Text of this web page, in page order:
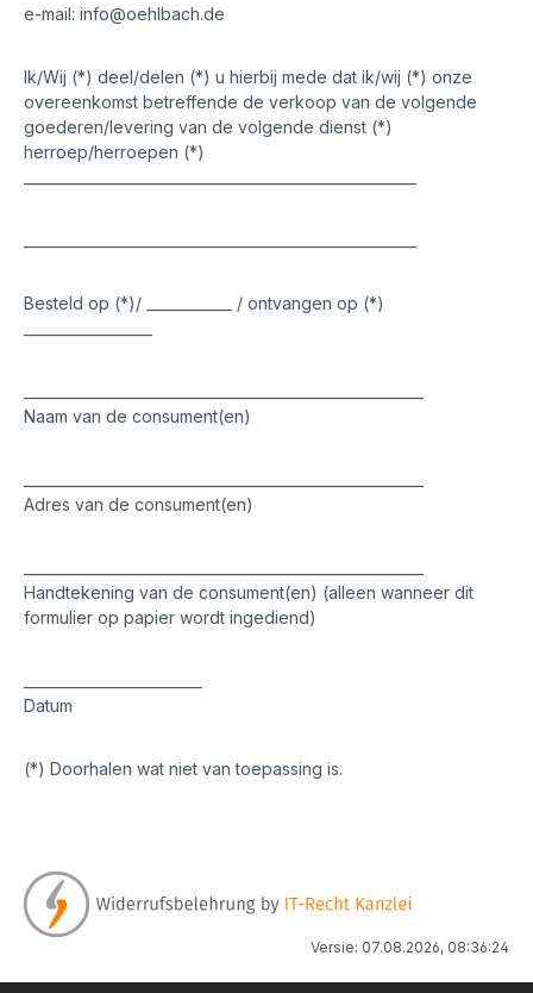
e-mail: info@oehlbach.de
Ik/Wij (*) deel/delen (*) u hierbij mede dat ik/wij (*) onze
overeenkomst betreffende de verkoop van de volgende
goederen/levering van de volgende dienst (*)
herroep/herroepen (*)
Besteld op (*)/ ____________ / ontvangen op (*)
Naam van de consument(en)
Adres van de consument(en)
Handtekening van de consument(en) (alleen wanneer dit
formulier op papier wordt ingediend)
Datum
(*) Doorhalen wat niet van toepassing is.
Versie: 07.08.2026, 08:36:24